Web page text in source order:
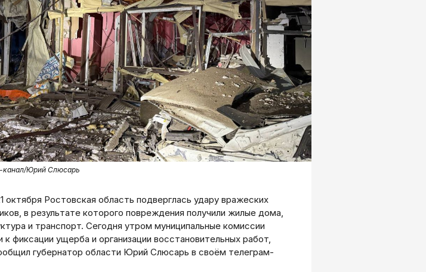
канал/Юрий Слюсарь
октября Ростовская область подверглась удару вражеских
в результате которого повреждения получили жилые дома,
и транспорт. Сегодня утром муниципальные комиссии
к фиксации ущерба и организации восстановительных работ,
губернатор области Юрий Слюсарь в своём телеграм-